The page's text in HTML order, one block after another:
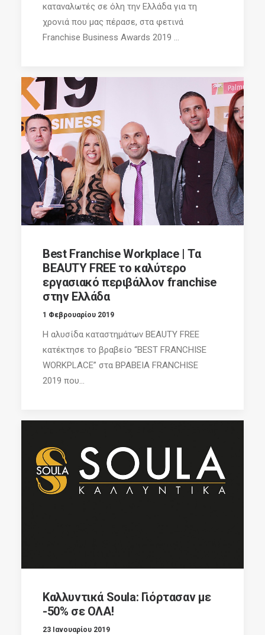
καταναλωτές σε όλη την Ελλάδα για τη
χρονιά που μας πέρασε, στα φετινά
Franchise Business Awards 2019 ...
Best Franchise Workplace | Τα
BEAUTY FREE το καλύτερο
εργασιακό περιβάλλον franchise
στην Ελλάδα
1 Φεβρουαρίου 2019
Η αλυσίδα καταστημάτων BEAUTY FREE
κατέκτησε το βραβείο “BEST FRANCHISE
WORKPLACE” στα ΒΡΑΒΕΙΑ FRANCHISE
2019 που...
Καλλυντικά Soula: Γιόρτασαν με
-50% σε ΟΛΑ!
23 Ιανουαρίου 2019